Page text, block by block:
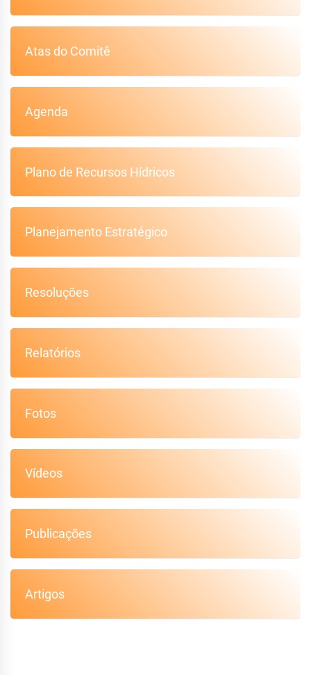
Atas do Comitê
Agenda
Plano de Recursos Hídricos
Planejamento Estratégico
Resoluções
Relatórios
Fotos
Vídeos
Publicações
Artigos